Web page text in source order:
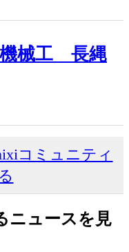
械工 長縄
コミュニティ
ニュースを見